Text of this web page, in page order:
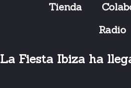
Tienda
Radio
La Fiesta Ibiza ha